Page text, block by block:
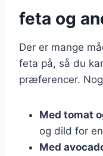
feta og
Der er mange
feta på, så du
præferencer.
Med tomat
og dild for
Med